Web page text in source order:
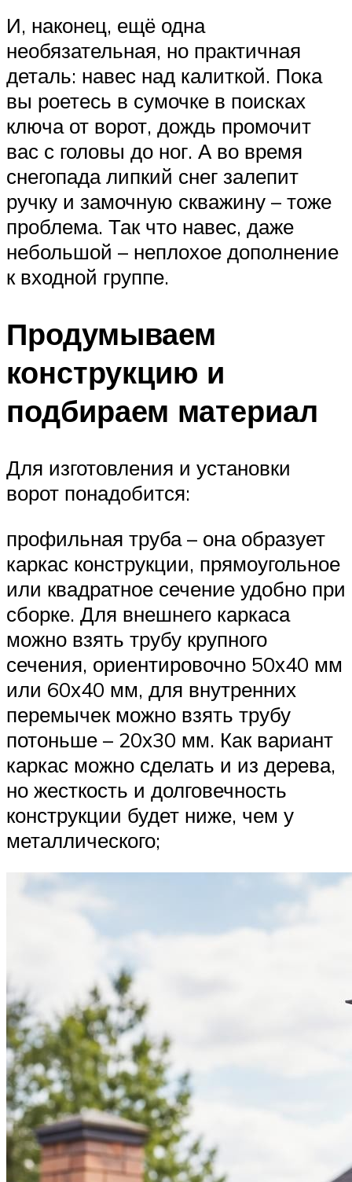
И, наконец, ещё одна
необязательная, но практичная
деталь: навес над калиткой. Пока
вы роетесь в сумочке в поисках
ключа от ворот, дождь промочит
вас с головы до ног. А во время
снегопада липкий снег залепит
ручку и замочную скважину – тоже
проблема. Так что навес, даже
небольшой – неплохое дополнение
к входной группе.
Продумываем
конструкцию и
подбираем материал
Для изготовления и установки
ворот понадобится:
профильная труба – она образует
каркас конструкции, прямоугольное
или квадратное сечение удобно при
сборке. Для внешнего каркаса
можно взять трубу крупного
сечения, ориентировочно 50х40 мм
или 60х40 мм, для внутренних
перемычек можно взять трубу
потоньше – 20х30 мм. Как вариант
каркас можно сделать и из дерева,
но жесткость и долговечность
конструкции будет ниже, чем у
металлического;